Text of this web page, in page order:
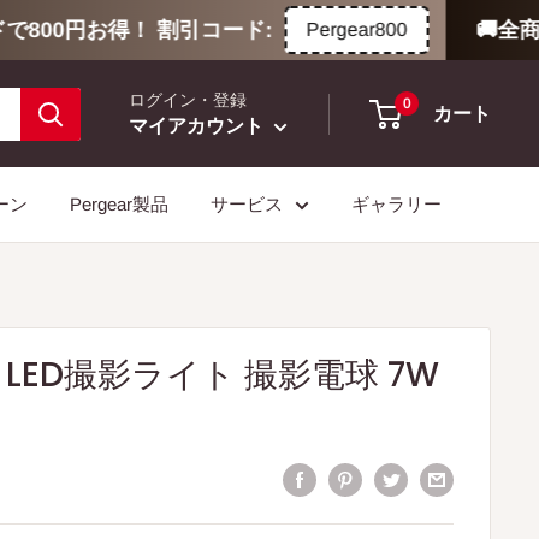
円お得！ 割引コード: Pergear800 🚚全商品
ログイン・登録
マイアカウント
0
カート
ン Pergear製品 サービス ギャラリー
撮影ライト 撮影電球 7W